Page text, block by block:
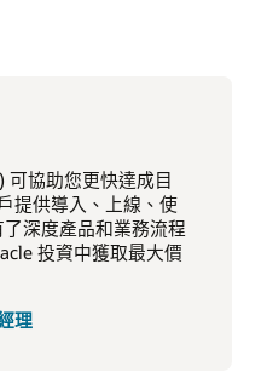
可協助您更快達成目
提供導入、上線、使
深度產品和業務流程
投資中獲取最大價
理